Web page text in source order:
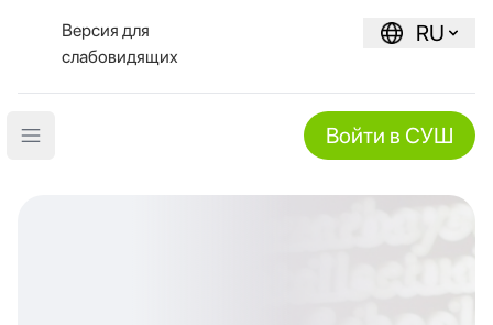
Версия для
слабовидящих
RU
Open main menu Войти в СУШ